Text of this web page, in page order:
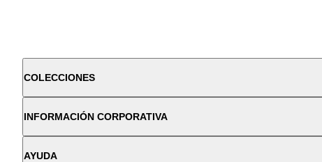
COLECCIONES
INFORMACIÓN CORPORATIVA
AYUDA